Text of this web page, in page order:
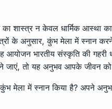
शास्त्र न केवल धार्मिक आस्था
के अनुसार, कुंभ मेला में स्नान
भारतीय संस्कृति की गहरी
जाएं, तो यह अनुभव आपके जीवन
मेला में स्नान किया है? अपने